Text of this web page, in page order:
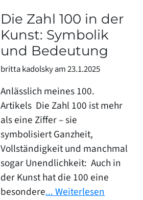
Die Zahl 100 in der
Kunst: Symbolik
und Bedeutung
britta kadolsky am 23.1.2025
Anlässlich meines 100.
Artikels Die Zahl 100 ist mehr
als eine Ziffer – sie
symbolisiert Ganzheit,
Vollständigkeit und manchmal
sogar Unendlichkeit: Auch in
der Kunst hat die 100 eine
besondere... Weiterlesen